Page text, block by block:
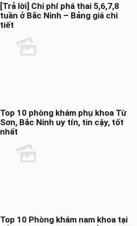
[Trả lời] Chi phí phá thai 5,6,7,8
tuần ở Bắc Ninh – Bảng giá chi
tiết
Top 10 phòng khám phụ khoa Từ
Sơn, Bắc Ninh uy tín, tin cậy, tốt
nhất
Top 10 Phòng khám nam khoa tại